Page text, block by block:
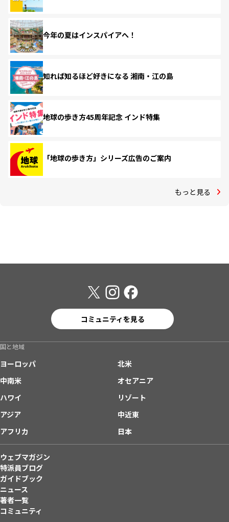
今年の夏はインスパイアへ！
知れば知るほど好きになる 湘南・江の島
地球の歩き方45周年記念 インド特集
「地球の歩き方」シリーズ広告のご案内
もっと見る
コミュニティを見る
国と地域
ヨーロッパ
北米
中南米
オセアニア
ハワイ
リゾート
アジア
中近東
アフリカ
日本
ウェブマガジン
特派員ブログ
ガイドブック
ニュース
著者一覧
コミュニティ